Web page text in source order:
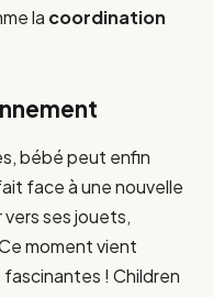
la coordination
bébé peut enfin
face à une nouvelle
vers ses jouets,
moment vient
! Children